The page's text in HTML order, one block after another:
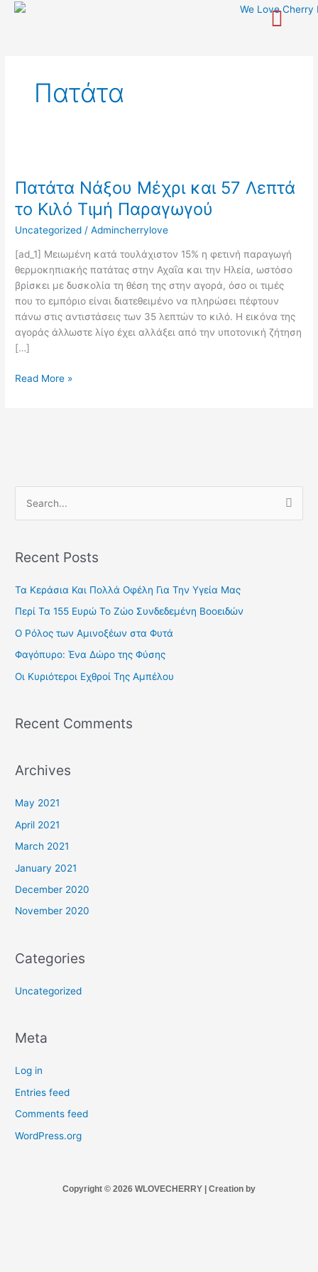
Skip
Πατάτα
Πατάτα Νάξου Μέχρι και 57 Λεπτά
το Κιλό Τιμή Παραγωγού
Uncategorized /Admincherrylove
[ad_1] Μειωμένη κατά τουλάχιστον 15% η φετινή παραγωγή
θερµοκηπιακής πατάτας στην Αχαΐα και την Ηλεία, ωστόσο
βρίσκει µε δυσκολία τη θέση της στην αγορά, όσο οι τιμές
που το εµπόριο είναι διατεθειµένο να πληρώσει πέφτουν
πάνω στις αντιστάσεις των 35 λεπτών το κιλό. Η εικόνα της
αγοράς άλλωστε λίγο έχει αλλάξει από την υποτονική ζήτηση
[…]
Μέχρι
57
Λεπτά
το
Κιλό
Τιμή
Παραγωγού
Read More »
r
o
r
:
Recent Posts
Τα Κεράσια Και Πολλά Οφέλη Για Την Υγεία Μας
Περί Τα 155 Ευρώ Το Ζώο Συνδεδεμένη Βοοειδών
Ο Ρόλος των Αμινοξέων στα Φυτά
Φαγόπυρο: Ένα Δώρο της Φύσης
Οι Κυριότεροι Εχθροί Της Αμπέλου
Recent Comments
Archives
May 2021
April 2021
March 2021
January 2021
December 2020
November 2020
Categories
Uncategorized
Meta
Log in
Entries feed
Comments feed
WordPress.org
Copyright © 2026 WLOVECHERRY | Creation by